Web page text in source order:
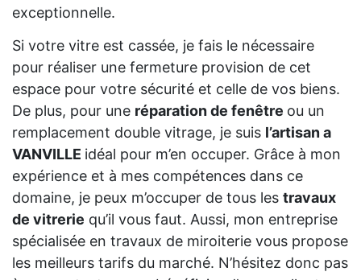
exceptionnelle.
Si votre vitre est cassée, je fais le nécessaire
pour réaliser une fermeture provision de cet
espace pour votre sécurité et celle de vos biens.
De plus, pour une réparation de fenêtre ou un
remplacement double vitrage, je suis l’artisan a
VANVILLE idéal pour m’en occuper. Grâce à mon
expérience et à mes compétences dans ce
domaine, je peux m’occuper de tous les travaux
de vitrerie qu’il vous faut. Aussi, mon entreprise
spécialisée en travaux de miroiterie vous propose
les meilleurs tarifs du marché. N’hésitez donc pas